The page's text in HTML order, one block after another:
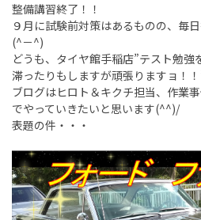
整備講習終了！！
９月に試験前対策はあるものの、毎
(^－^)
どうも、タイヤ館手稲店”テスト勉
滞ったりもしますが頑張りますョ！！
ブログはヒロト＆キクチ担当、作業
でやっていきたいと思います(^^)/
表題の件・・・